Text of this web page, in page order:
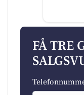
FÅ TRE